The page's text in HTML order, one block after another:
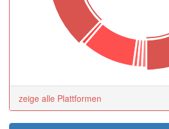
zeige alle Plattformen